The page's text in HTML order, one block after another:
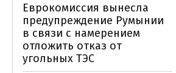
Еврокомиссия вынесла
предупреждение Румынии
в связи с намерением
отложить отказ от
угольных ТЭС